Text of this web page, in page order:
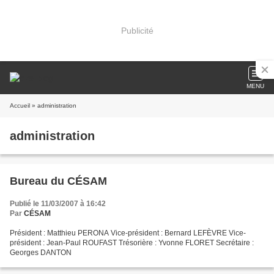
Publicité
MENU
Accueil » administration
administration
Bureau du CÉSAM
Publié le 11/03/2007 à 16:42
Par CÉSAM
Président : Matthieu PERONA Vice-président : Bernard LEFÈVRE Vice-
président : Jean-Paul ROUFAST Trésorière : Yvonne FLORET Secrétaire :
Georges DANTON